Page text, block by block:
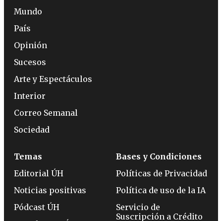
Mundo
País
Opinión
Sucesos
Arte y Espectáculos
Interior
Correo Semanal
Sociedad
Temas
Editorial ÚH
Noticias positivas
Pódcast ÚH
Bases y Condiciones
Políticas de Privacidad
Política de uso de la IA
Servicio de
Suscripción a Crédito